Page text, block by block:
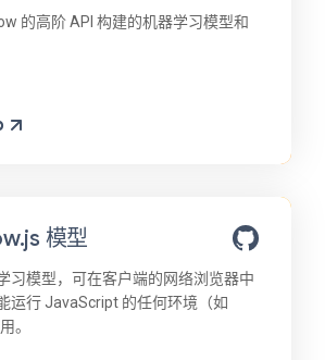
的高阶 API 构建的机器学习模型和
模型
习模型，可在客户端的网络浏览器中
运行 JavaScript 的任何环境（如
。